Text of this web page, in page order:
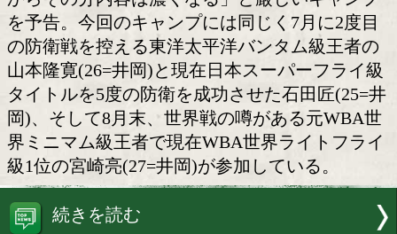
和歌山県白浜町で15日、WBA世界フ
者の井岡一翔(27=井岡)が7月20日の防衛
けて恒例の白浜走り込みキャンプをス
せた。今回は2泊3日と通常より短いキ
が、同行している井岡一法会長は「短
からその分内容は濃くなる」と厳しい
を予告。今回のキャンプには同じく7月
の防衛戦を控える東洋太平洋バンタム